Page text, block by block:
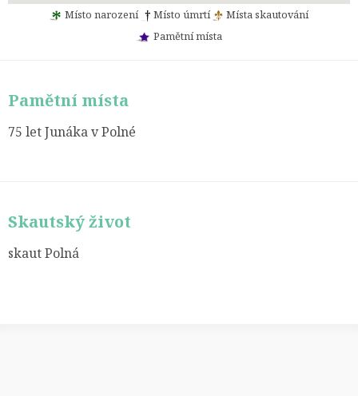
Místo narození Místo úmrtí
Místa skautování
Pamětní místa
Pamětní místa
75 let Junáka v Polné
Skautský život
skaut Polná